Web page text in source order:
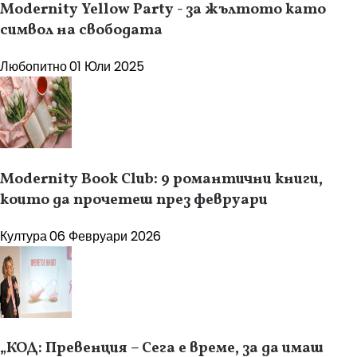
Modernity Yellow Party - за жълтото като
символ на свободата
Любопитно01 Юли 2025
Modernity Book Club: 9 романтични книги,
които да прочетеш през февруари
Култура06 Февруари 2026
„КОД: Превенция – Сега е време, за да имаш